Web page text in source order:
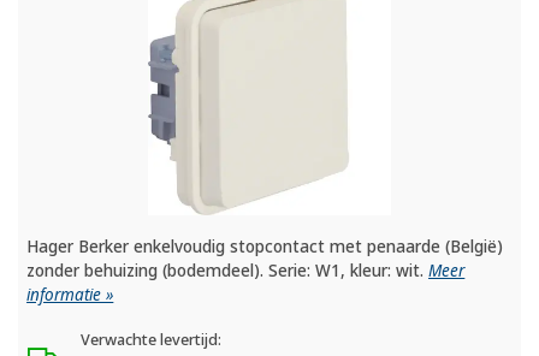
Hager Berker enkelvoudig stopcontact met penaarde (België)
zonder behuizing (bodemdeel). Serie: W1, kleur: wit.Meer
informatie »
Verwachte levertijd: